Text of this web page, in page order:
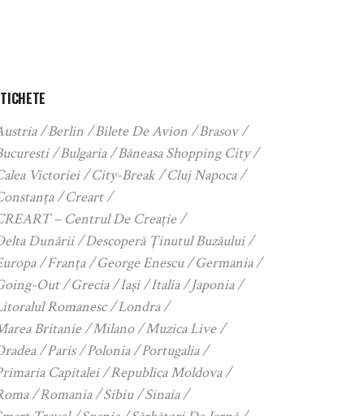
Berlin Bilete De Avion
Brasov
Bulgaria
Băneasa Shopping City
Victoriei
City-Break
Cluj Napoca
Creart
– Centrul De Creație
Dunării
Descoperă Ținutul Buzăului
Franța George Enescu
Germania
Out
Grecia Iași Italia
Japonia
Romanesc
Londra
Britanie
Milano
Muzica Live
Paris Polonia
Portugalia
Capitalei
Republica Moldova
Romania Sibiu
Sinaia